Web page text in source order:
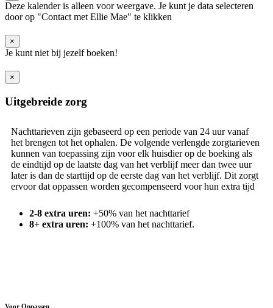
Deze kalender is alleen voor weergave. Je kunt je data selecteren
door op "Contact met Ellie Mae" te klikken
×
Je kunt niet bij jezelf boeken!
×
Uitgebreide zorg
Nachttarieven zijn gebaseerd op een periode van 24 uur vanaf
het brengen tot het ophalen. De volgende verlengde zorgtarieven
kunnen van toepassing zijn voor elk huisdier op de boeking als
de eindtijd op de laatste dag van het verblijf meer dan twee uur
later is dan de starttijd op de eerste dag van het verblijf. Dit zorgt
ervoor dat oppassen worden gecompenseerd voor hun extra tijd
2-8 extra uren: +50% van het nachttarief
8+ extra uren: +100% van het nachttarief.
Voor Oppassen